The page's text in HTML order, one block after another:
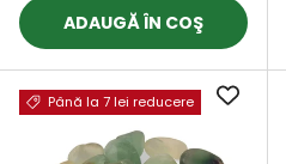
ADAUGĂ ÎN COŞ
Până la 7 lei reducere